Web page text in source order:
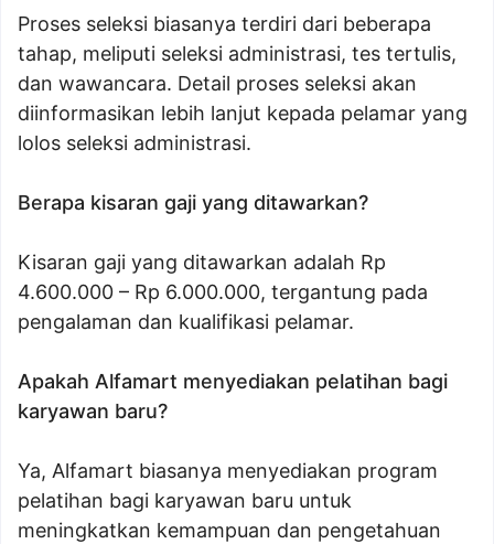
Proses seleksi biasanya terdiri dari beberapa
tahap, meliputi seleksi administrasi, tes tertulis,
dan wawancara. Detail proses seleksi akan
diinformasikan lebih lanjut kepada pelamar yang
lolos seleksi administrasi.
Berapa kisaran gaji yang ditawarkan?
Kisaran gaji yang ditawarkan adalah Rp
4.600.000 – Rp 6.000.000, tergantung pada
pengalaman dan kualifikasi pelamar.
Apakah Alfamart menyediakan pelatihan bagi
karyawan baru?
Ya, Alfamart biasanya menyediakan program
pelatihan bagi karyawan baru untuk
meningkatkan kemampuan dan pengetahuan